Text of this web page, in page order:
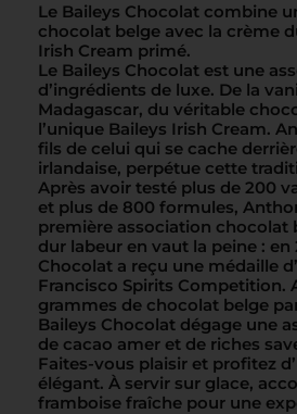
Le Baileys Chocolat combine
chocolat belge avec la crème
Irish Cream primé.
Le Baileys Chocolat est une
d’ingrédients de luxe. De la
Madagascar, du véritable
l’unique Baileys Irish Cream.
fils de celui qui se cache
irlandaise, perpétue cette
Après avoir testé plus de 200
et plus de 800 formules,
première association chocolat
dur labeur en vaut la peine : en
Chocolat a reçu une médaille
Francisco Spirits Competition.
grammes de chocolat belge
Baileys Chocolat dégage une
de cacao amer et de riches
Faites-vous plaisir et profitez
élégant. À servir sur glace,
framboise fraîche pour une